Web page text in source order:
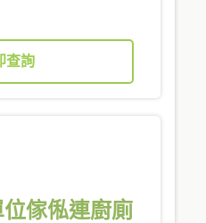
查詢
傢俬連廚廁